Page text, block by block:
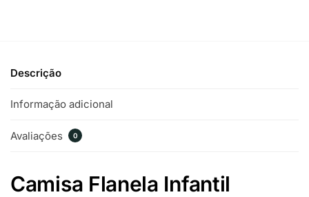
Descrição
Informação adicional
Avaliações 0
Camisa Flanela Infantil